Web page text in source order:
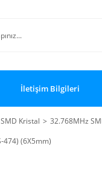
İletişim Bilgileri
SMD Kristal
32.768MHz